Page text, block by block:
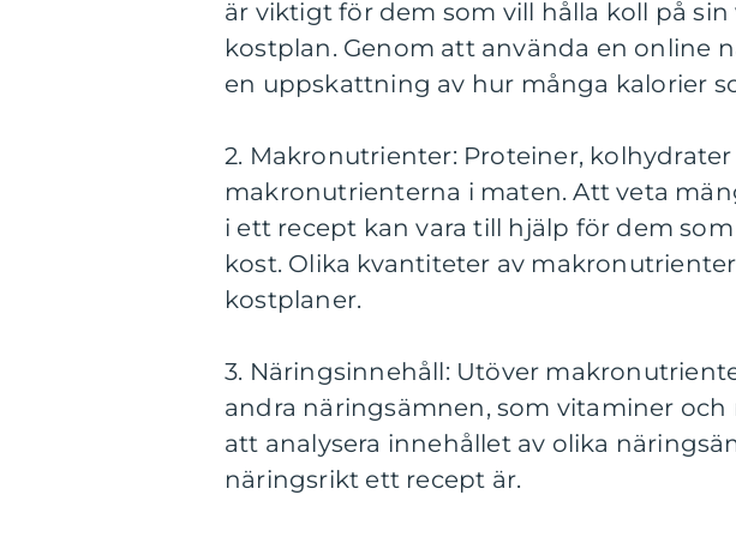
är viktigt för dem som vill hålla koll på
kostplan. Genom att använda en online
en uppskattning av hur många kalorier
2. Makronutrienter: Proteiner,
makronutrienterna i maten. Att veta
i ett recept kan vara till hjälp för dem
kost. Olika kvantiteter av
kostplaner.
3. Näringsinnehåll: Utöver
andra näringsämnen, som vitaminer och
att analysera innehållet av olika
näringsrikt ett recept är.